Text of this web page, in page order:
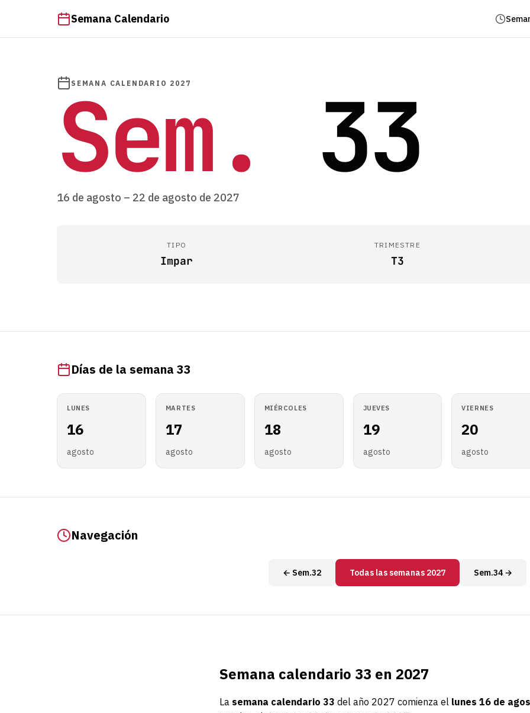
Semana Calendario
SEMANA CALENDARIO 2027
Sem. 33
16 de agosto – 22 de agosto de 2027
TIPO
Impar
TRIMESTRE
T3
Días de la semana 33
LUNES
16
agosto
MARTES
17
agosto
MIÉRCOLES
18
agosto
JUEVES
19
agosto
VIERNES
20
agosto
Navegación
← Sem.32 Todas las semanas 2027 Sem.34 →
Semana calendario 33 en 2027
La semana calendario 33 del año 2027 comienza el lunes 16 de